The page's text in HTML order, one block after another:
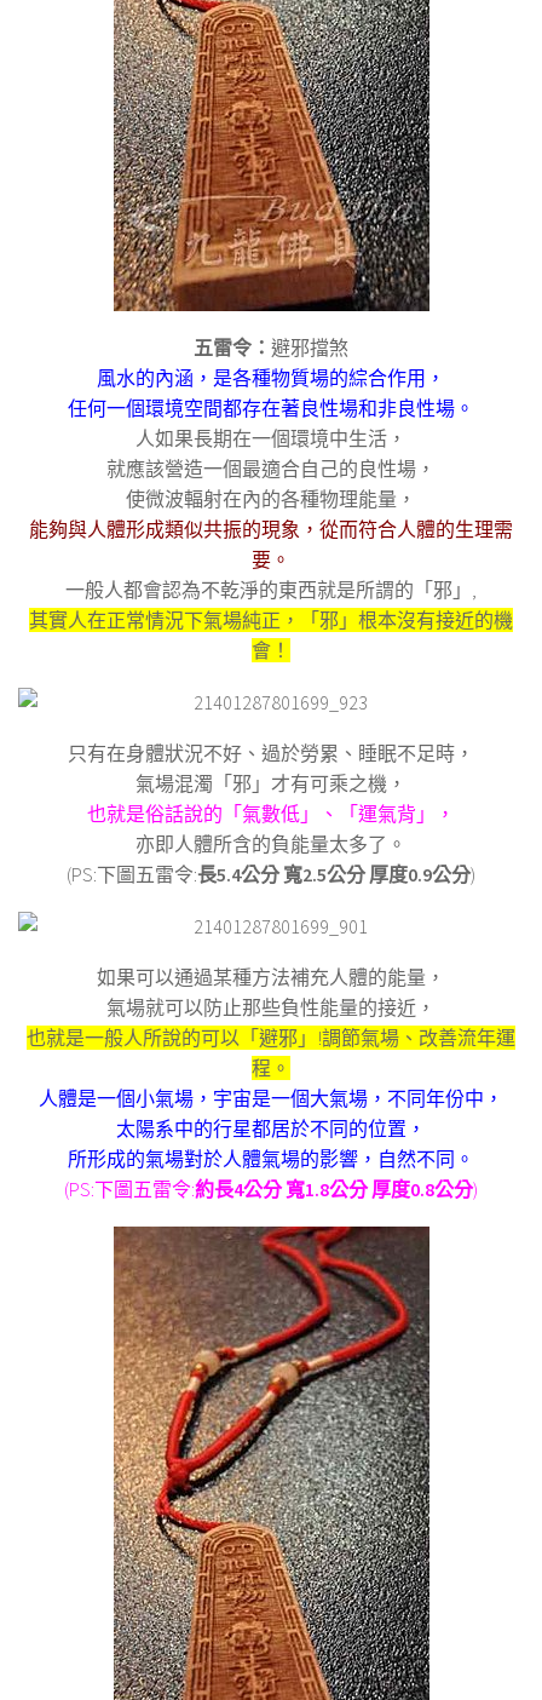
五雷令： 避邪擋煞
風水的內涵，是各種物質場的綜合作用，
任何一個環境空間都存在著良性場和非良性場。
人如果長期在一個環境中生活，
就應該營造一個最適合自己的良性場，
使微波輻射在內的各種物理能量，
能夠與人體形成類似共振的現象，從而符合人體的生理需
要。
一般人都會認為不乾淨的東西就是所謂的「邪」 ,
其實人在正常情況下氣場純正，
「邪」根本沒有接近的機
會！
只有在身體狀況不好、過於勞累、睡眠不足時，
氣場混濁「邪」才有可乘之機，
也就是俗話說的「氣數低」、「運氣背」，
亦即人體所含的負能量太多了。
(PS:下圖五雷令:長5.4公分 寬2.5公分 厚度0.9公分)
如果可以通過某種方法補充人體的能量，
氣場就可以防止那些負性能量的接近，
也就是一般人所說的可以「避邪」 !調節氣場、改善流年運
程。
人體是一個小氣場，宇宙是一個大氣場，不同年份中，
太陽系中的行星都居於不同的位置，
所形成的氣場對於人體氣場的影響，自然不同。
(PS:下圖五雷令:約長4公分 寬1.8公分 厚度0.8公分)